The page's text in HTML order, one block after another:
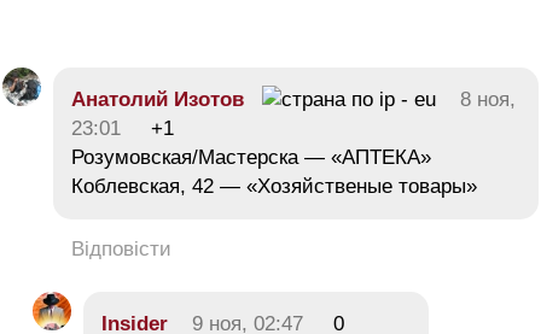
Анатолий Изотов
8 ноя,
23:01
+1
Розумовская/Мастерска — «АПТЕКА»
Коблевская, 42 — «Хозяйственые товары»
Відповісти
Insider 9 ноя, 02:47
0